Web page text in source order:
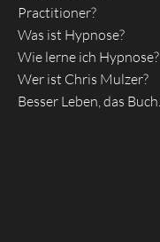
Practitioner?
Was ist Hypnose?
Wie lerne ich Hypnose?
Wer ist Chris Mulzer?
Besser Leben, das Buch.